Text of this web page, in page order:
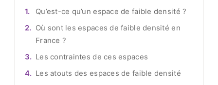
Qu’est-ce qu’un espace de faible densité ?
Où sont les espaces de faible densité en
France ?
Les contraintes de ces espaces
Les atouts des espaces de faible densité